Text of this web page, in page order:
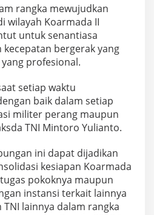
rangka mewujudkan
wilayah Koarmada II
untuk senantiasa
bergerak yang
profesional.
setiap waktu
baik dalam setiap
militer perang maupun
TNI Mintoro Yulianto.
ini dapat dijadikan
kesiapan Koarmada
pokoknya maupun
instansi terkait lainnya
lainnya dalam rangka